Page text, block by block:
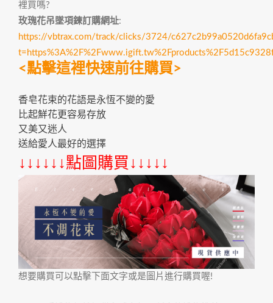
裡買嗎?
玫瑰花吊墜項鍊訂購網址:
https://vbtrax.com/track/clicks/3724/
<點擊這裡快速前往購買>
香皂花束的花語是永恆不變的愛
比起鮮花更容易存放
又美又迷人
送給愛人最好的選擇
↓↓↓↓↓↓點圖購買↓↓↓↓↓
想要購買可以點擊下面文字或是圖片進行購買喔!